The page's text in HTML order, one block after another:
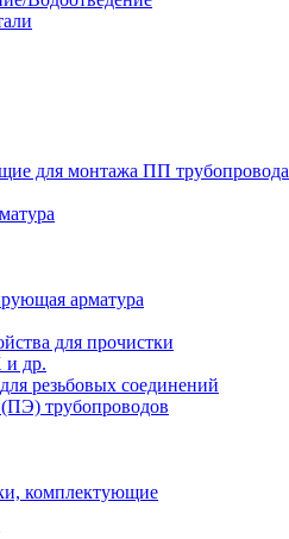
для монтажа ПП трубопровода
арматура
для прочистки
др.
резьбовых соединений
трубопроводов
комплектующие